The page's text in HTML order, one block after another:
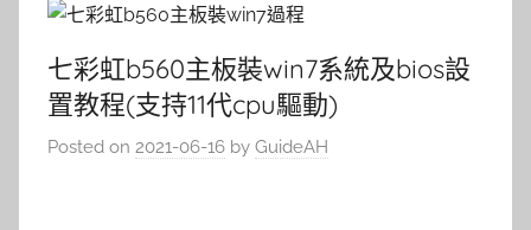
七彩虹b560主板裝win7系統及bios設
置教程(支持11代cpu驅動)
Posted on 2021-06-16 by GuideAH